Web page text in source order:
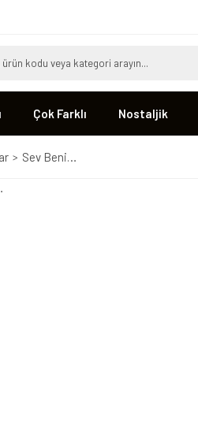
Çok Farklı Nostaljik
Sev Beni…